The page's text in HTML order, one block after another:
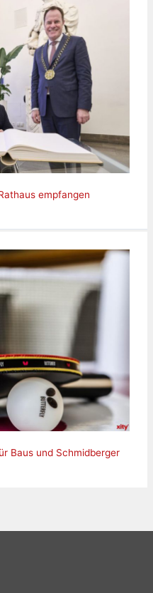
empfangen
Baus und Schmidberger